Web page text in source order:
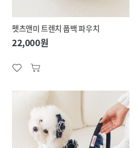
펫츠앤미 트렌치 풉백 파우치
22,000원